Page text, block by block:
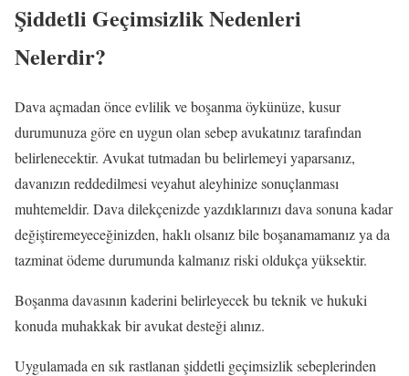
Şiddetli Geçimsizlik Nedenleri
Nelerdir?
Dava açmadan önce evlilik ve boşanma öykünüze, kusur
durumunuza göre en uygun olan sebep avukatınız tarafından
belirlenecektir. Avukat tutmadan bu belirlemeyi yaparsanız,
davanızın reddedilmesi veyahut aleyhinize sonuçlanması
muhtemeldir. Dava dilekçenizde yazdıklarınızı dava sonuna kadar
değiştiremeyeceğinizden, haklı olsanız bile boşanamamanız ya da
tazminat ödeme durumunda kalmanız riski oldukça yüksektir.
Boşanma davasının kaderini belirleyecek bu teknik ve hukuki
konuda muhakkak bir avukat desteği alınız.
Uygulamada en sık rastlanan şiddetli geçimsizlik sebeplerinden